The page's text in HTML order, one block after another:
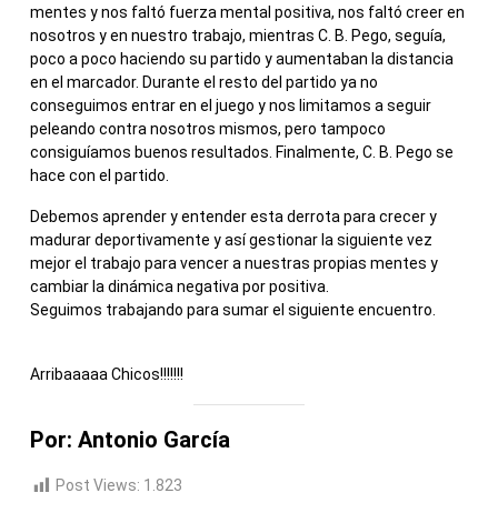
mentes y nos faltó fuerza mental positiva, nos faltó creer en
nosotros y en nuestro trabajo, mientras C. B. Pego, seguía,
poco a poco haciendo su partido y aumentaban la distancia
en el marcador. Durante el resto del partido ya no
conseguimos entrar en el juego y nos limitamos a seguir
peleando contra nosotros mismos, pero tampoco
consiguíamos buenos resultados. Finalmente, C. B. Pego se
hace con el partido.
Debemos aprender y entender esta derrota para crecer y
madurar deportivamente y así gestionar la siguiente vez
mejor el trabajo para vencer a nuestras propias mentes y
cambiar la dinámica negativa por positiva.
Seguimos trabajando para sumar el siguiente encuentro.
Arribaaaaa Chicos!!!!!!!
Por: Antonio García
Post Views: 1.823